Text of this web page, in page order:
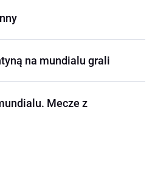
na mundialu grali
Mecze z